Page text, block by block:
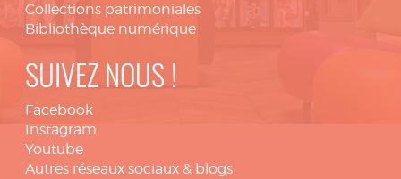
Collections patrimoniales
Bibliothèque numérique
SUIVEZ NOUS !
Facebook
Instagram
Youtube
Autres réseaux sociaux & blogs